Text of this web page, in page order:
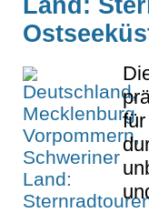
Land: